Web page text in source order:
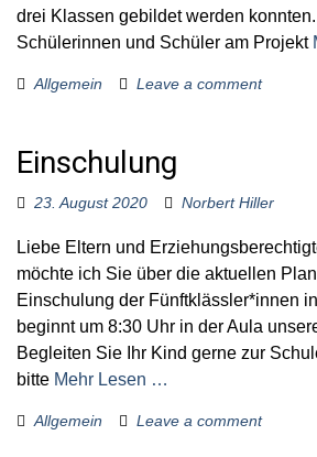
drei Klassen gebildet werden
Schülerinnen und Schüler am Projekt
Allgemein Leave a comment
Einschulung
23. August 2020 Norbert Hiller
Liebe Eltern und
möchte ich Sie über die aktuellen
Einschulung der Fünftklässler*innen
beginnt um 8:30 Uhr in der Aula
Begleiten Sie Ihr Kind gerne zur
bitte Mehr Lesen …
Allgemein Leave a comment